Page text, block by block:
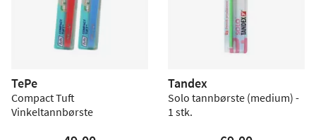
TePe
Compact Tuft
Vinkeltannbørste
Tandex
Solo tannbørste (medium) -
1 stk.